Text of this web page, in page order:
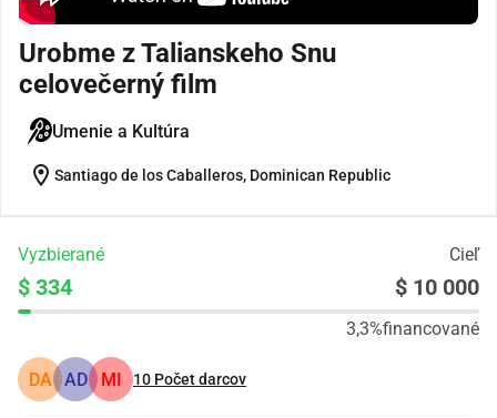
Urobme z Talianskeho Snu
celovečerný film
Umenie a Kultúra
location_on Santiago de los Caballeros, Dominican Republic
Vyzbierané Cieľ
$ 334 $ 10 000
3,3%financované
DA AD MI 10 Počet darcov